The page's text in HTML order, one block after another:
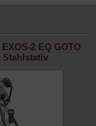
2 EQ GOTO
Stahlstativ